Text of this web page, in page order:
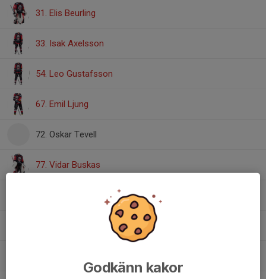
31. Elis Beurling
33. Isak Axelsson
54. Leo Gustafsson
67. Emil Ljung
72. Oskar Tevell
77. Vidar Buskas
80. Milton Carlsson
Godkänn kakor